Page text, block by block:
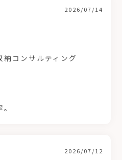
2026/07/14
納コンサルティング
2026/07/12